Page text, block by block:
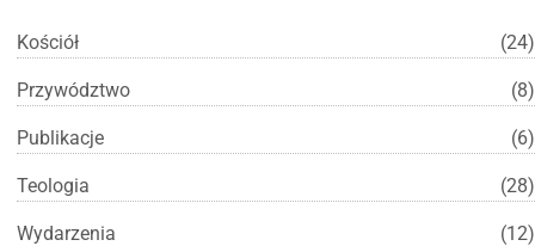
Kościół (24)
Przywództwo (8)
Publikacje (6)
Teologia (28)
Wydarzenia (12)